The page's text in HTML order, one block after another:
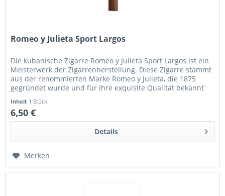
Romeo y Julieta Sport Largos
Die kubanische Zigarre Romeo y Julieta Sport Largos ist ein
Meisterwerk der Zigarrenherstellung. Diese Zigarre stammt
aus der renommierten Marke Romeo y Julieta, die 1875
gegründet wurde und für ihre exquisite Qualität bekannt
Inhalt 1 Stück
6,50 €
Details
Merken